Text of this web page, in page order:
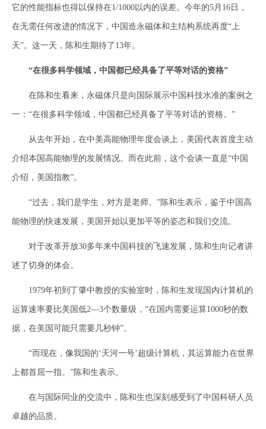
它的性能指标也得以保持在1/1000以内的误差。今年的5月16日，
在无需任何改进的情况下，中国造永磁体和主结构系统再度“上
天”。这一天，陈和生期待了13年。
“在很多科学领域，中国都已经具备了平等对话的资格”
在陈和生看来，永磁体只是向国际展示中国科技水准的案例之
一：“在很多科学领域，中国都已经具备了平等对话的资格。”
从去年开始，在中美高能物理年度会谈上，美国代表首度主动
介绍本国高能物理的发展情况。而在此前，这个会谈一直是“中国
介绍，美国指教”。
“过去，我们是学生，对方是老师。”陈和生表示，鉴于中国高
能物理的快速发展，美国开始以更加平等的姿态和我们交流。
对于改革开放30多年来中国科技的飞速发展，陈和生向记者讲
述了切身的体会。
1979年初到丁肇中教授的实验室时，陈和生发现国内计算机的
运算速率要比美国低2—3个数量级，“在国内需要运算1000秒的数
据，在美国可能只需要几秒钟”。
“而现在，像我国的‘天河一号’超级计算机，其运算能力在世界
上都首屈一指。”陈和生表示。
在与国际同业的交流中，陈和生也深刻感受到了中国科研人员
卓越的品质。